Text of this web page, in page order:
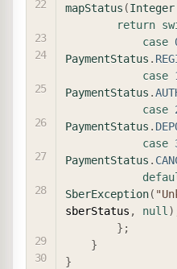
mapStatus (Integer
return
case
PaymentStatus .
case
PaymentStatus .
case
PaymentStatus .
case
PaymentStatus .
SberException(
sberStatus , null )
} ;
}
}